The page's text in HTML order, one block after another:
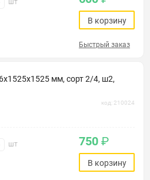
шт
В корзину
Быстрый заказ
мм, сорт 2/4, ш2,
код: 210024
шт 750 ₽
В корзину